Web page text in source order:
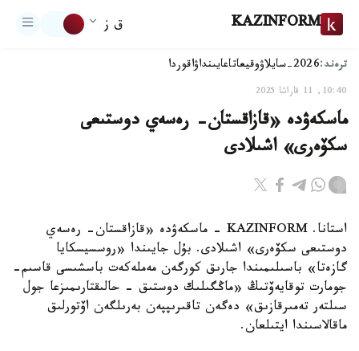
KAZINFORM ق ز
ترەند:2026-سايلاۋ وقيعاتاعايىنداۋاقوردا
10:40, 11 قاراشا 2025
ماسكەۋدە «قازاقستان- رەسەي دوستىعى
سكۆەرى» اشىلادى
استانا. KAZINFORM - ماسكەۋدە «قازاقستان- رەسەي
دوستىعى سكۆەرى» اشىلادى. بۇل جايىندا «روسسيسكايا
گازەتا» باسىلىمىندا جارىق كورگەن مەملەكەت باسشىسى قاسىم-
جومارت توقايەۆتىڭ «ماڭگىلىك دوستىق - حالىقتارىمىزعا جول
سىلتەر تەمىرقازىق» دەگەن تاقىرىپپەن بەرىلگەن اۆتورلىق
ماقالاسىندا ايتىلعان.